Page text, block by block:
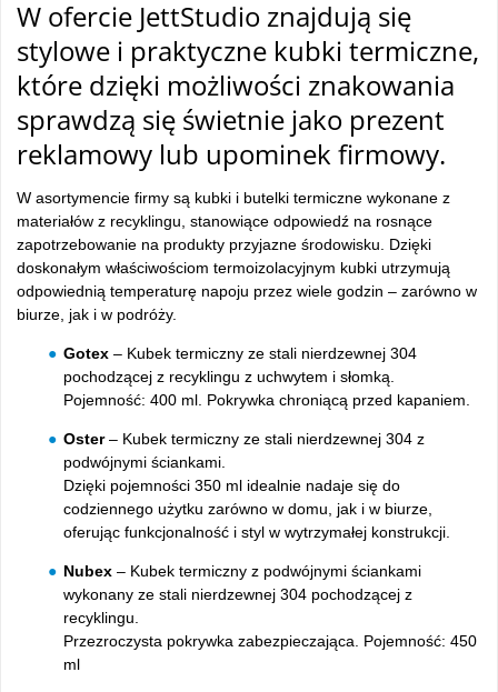
W ofercie JettStudio znajdują się
stylowe i praktyczne kubki termiczne,
które dzięki możliwości znakowania
sprawdzą się świetnie jako prezent
reklamowy lub upominek firmowy.
W asortymencie firmy są kubki i butelki termiczne wykonane z
materiałów z recyklingu, stanowiące odpowiedź na rosnące
zapotrzebowanie na produkty przyjazne środowisku. Dzięki
doskonałym właściwościom termoizolacyjnym kubki utrzymują
odpowiednią temperaturę napoju przez wiele godzin – zarówno w
biurze, jak i w podróży.
Gotex – Kubek termiczny ze stali nierdzewnej 304
pochodzącej z recyklingu z uchwytem i słomką.
Pojemność: 400 ml. Pokrywka chroniącą przed kapaniem.
Oster– Kubek termiczny ze stali nierdzewnej 304 z
podwójnymi ściankami.
Dzięki pojemności 350 ml idealnie nadaje się do
codziennego użytku zarówno w domu, jak i w biurze,
oferując funkcjonalność i styl w wytrzymałej konstrukcji.
Nubex – Kubek termiczny z podwójnymi ściankami
wykonany ze stali nierdzewnej 304 pochodzącej z
recyklingu.
Przezroczysta pokrywka zabezpieczająca. Pojemność: 450
ml